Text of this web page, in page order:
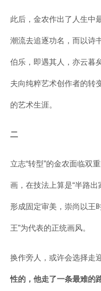
此后，金农作出了人生
潮流去追逐功名，而以诗
伯乐，即遇其人，亦云暮
夫向纯粹艺术创作者的
的艺术生涯。
二
立志“转型”的金农面临双
画，在技法上算是“半路
形成固定审美，崇尚以王
王”为代表的正统画风。
换作旁人，或许会选择走
性的，他走了一条最难的